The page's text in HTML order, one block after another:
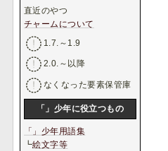
直近のやつ
チャームについて
1.7.～1.9
2.0.～以降
なくなった要素保管庫
「」少年に役立つもの
「」少年用語集
┗絵文字等